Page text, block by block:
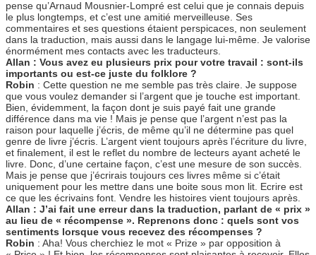
pense qu’Arnaud Mousnier-Lompré est celui que je connais depuis
le plus longtemps, et c’est une amitié merveilleuse. Ses
commentaires et ses questions étaient perspicaces, non seulement
dans la traduction, mais aussi dans le langage lui-même. Je valorise
énormément mes contacts avec les traducteurs.
Allan : Vous avez eu plusieurs prix pour votre travail : sont-ils
importants ou est-ce juste du folklore ?
Robin : Cette question ne me semble pas très claire. Je suppose
que vous voulez demander si l’argent que je touche est important.
Bien, évidemment, la façon dont je suis payé fait une grande
différence dans ma vie ! Mais je pense que l’argent n’est pas la
raison pour laquelle j’écris, de même qu’il ne détermine pas quel
genre de livre j’écris. L’argent vient toujours après l’écriture du livre,
et finalement, il est le reflet du nombre de lecteurs ayant acheté le
livre. Donc, d’une certaine façon, c’est une mesure de son succès.
Mais je pense que j’écrirais toujours ces livres même si c’était
uniquement pour les mettre dans une boite sous mon lit. Ecrire est
ce que les écrivains font. Vendre les histoires vient toujours après.
Allan : J’ai fait une erreur dans la traduction, parlant de « prix »
au lieu de « récompense ». Reprenons donc : quels sont vos
sentiments lorsque vous recevez des récompenses ?
Robin : Aha! Vous cherchiez le mot « Prize » par opposition à